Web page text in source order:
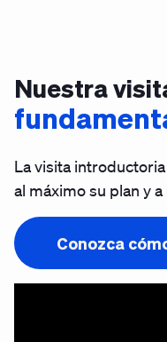
Nuestra
La visita
al máximo su plan y
Conozca